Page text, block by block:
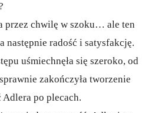
przez chwilę w szoku… ale ten
następnie radość i satysfakcję.
uśmiechnęła się szeroko, od
zakończyła tworzenie
po plecach.